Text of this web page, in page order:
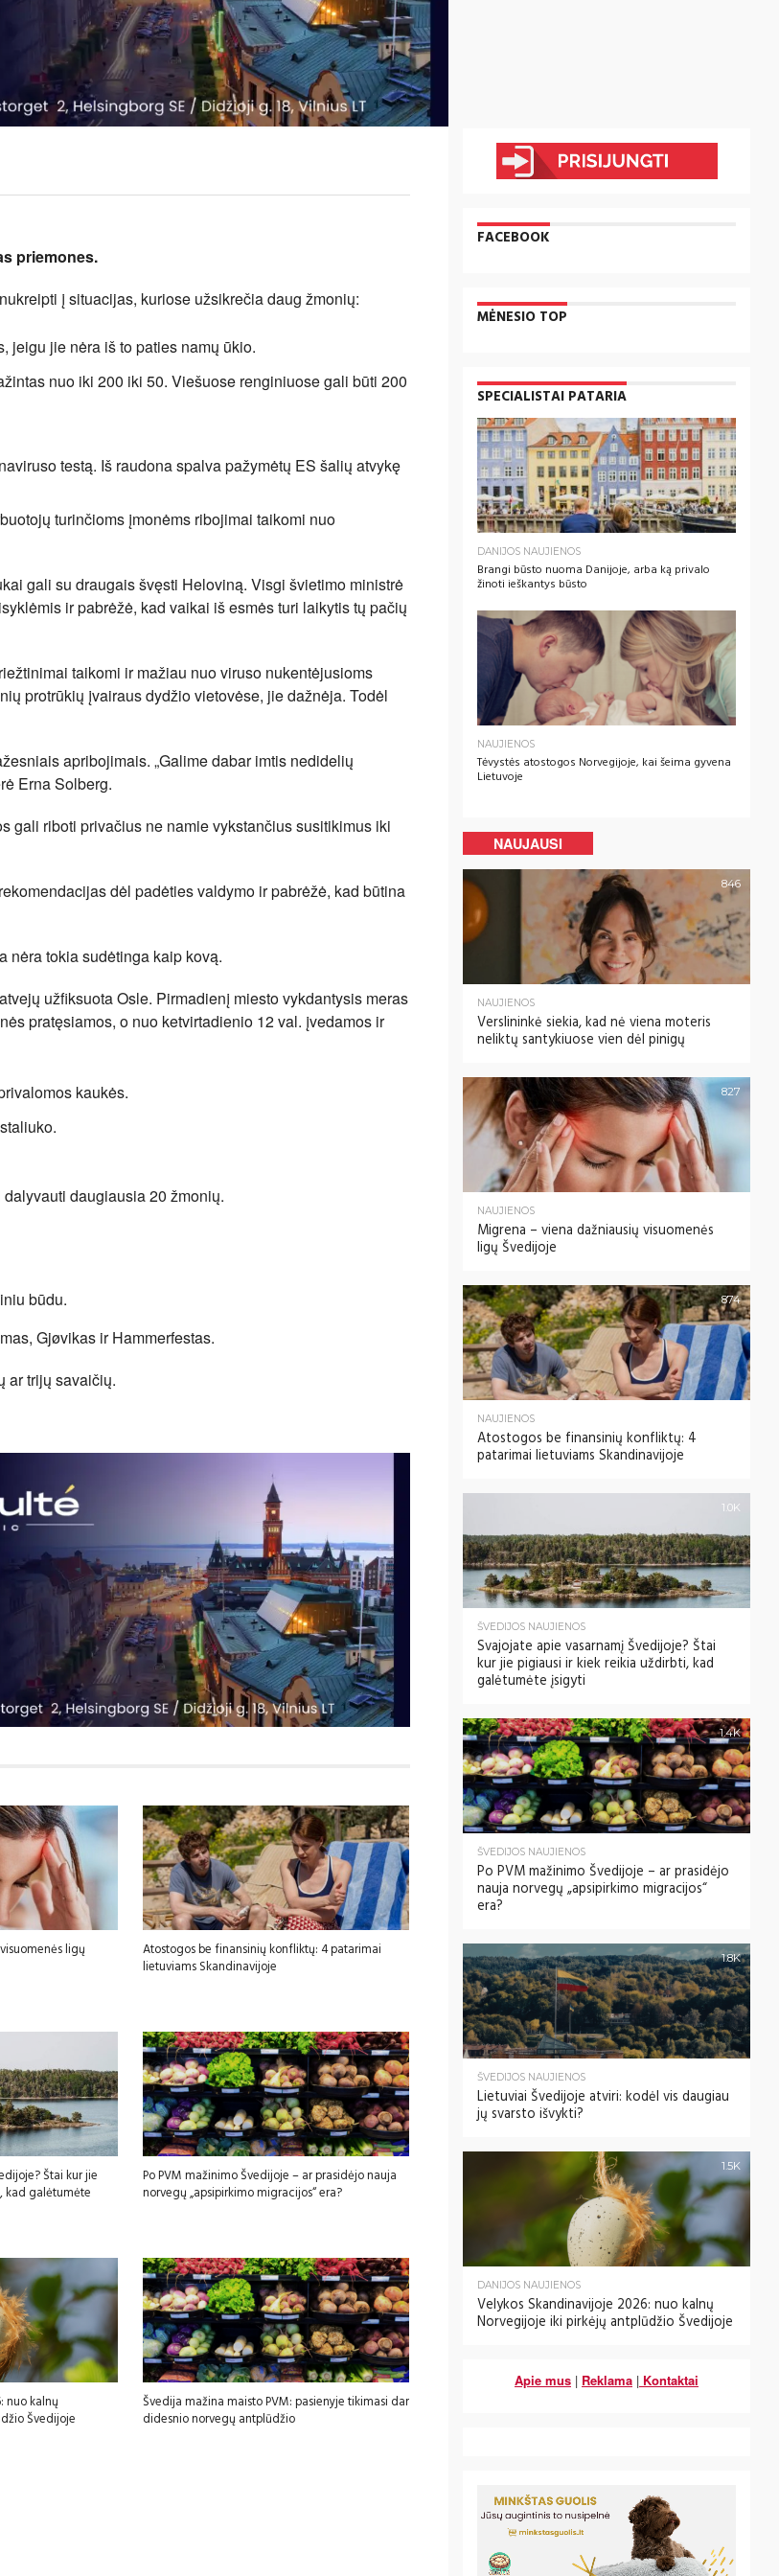
priemones.
į situacijas, kuriose užsikrečia daug žmonių:
jeigu jie nėra iš to paties namų ūkio.
nuo iki 200 iki 50. Viešuose renginiuose gali būti 200
testą. Iš raudona spalva pažymėtų ES šalių atvykę
turinčioms įmonėms ribojimai taikomi nuo
gali su draugais švęsti Heloviną. Visgi švietimo ministrė
ir pabrėžė, kad vaikai iš esmės turi laikytis tų pačių
taikomi ir mažiau nuo viruso nukentėjusioms
protrūkių įvairaus dydžio vietovėse, jie dažnėja. Todėl
apribojimais. „Galime dabar imtis nedidelių
Erna Solberg.
gali riboti privačius ne namie vykstančius susitikimus iki
dėl padėties valdymo ir pabrėžė, kad būtina
nėra tokia sudėtinga kaip kovą.
užfiksuota Osle. Pirmadienį miesto vykdantysis meras
pratęsiamos, o nuo ketvirtadienio 12 val. įvedamos ir
kaukės.
daugiausia 20 žmonių.
būdu.
Gjøvikas ir Hammerfestas.
ar trijų savaičių.
ligų
Atostogos be finansinių konfliktų: 4 patarimai
lietuviams Skandinavijoje
Štai kur jie
kad galėtumėte
Po PVM mažinimo Švedijoje – ar prasidėjo nauja
norvegų „apsipirkimo migracijos“ era?
nuo kalnų
Švedijoje
Švedija mažina maisto PVM: pasienyje tikimasi dar
didesnio norvegų antplūdžio
FACEBOOK
MĖNESIO TOP
SPECIALISTAI PATARIA
DANIJOS NAUJIENOS
Brangi būsto nuoma Danijoje, arba ką privalo
žinoti ieškantys būsto
NAUJIENOS
Tėvystės atostogos Norvegijoje, kai šeima gyvena
Lietuvoje
NAUJAUSI
846
NAUJIENOS
Verslininkė siekia, kad nė viena moteris
neliktų santykiuose vien dėl pinigų
827
NAUJIENOS
Migrena – viena dažniausių visuomenės
ligų Švedijoje
874
NAUJIENOS
Atostogos be finansinių konfliktų: 4
patarimai lietuviams Skandinavijoje
1.0K
ŠVEDIJOS NAUJIENOS
Svajojate apie vasarnamį Švedijoje? Štai
kur jie pigiausi ir kiek reikia uždirbti, kad
galėtumėte įsigyti
1.4K
ŠVEDIJOS NAUJIENOS
Po PVM mažinimo Švedijoje – ar prasidėjo
nauja norvegų „apsipirkimo migracijos“
era?
1.8K
ŠVEDIJOS NAUJIENOS
Lietuviai Švedijoje atviri: kodėl vis daugiau
jų svarsto išvykti?
1.5K
DANIJOS NAUJIENOS
Velykos Skandinavijoje 2026: nuo kalnų
Norvegijoje iki pirkėjų antplūdžio Švedijoje
Apie mus | Reklama | Kontaktai